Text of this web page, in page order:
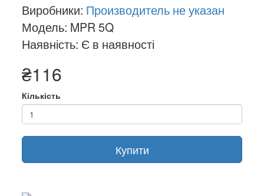
Виробники: Производитель не указан
Модель: MPR 5Q
Наявність: Є в наявності
₴116
Кількість
Купити